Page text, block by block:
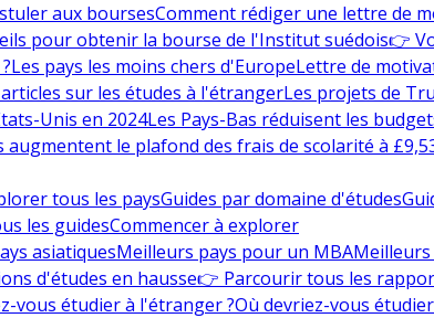
aux boursesComment rédiger une lettre de
pour obtenir la bourse de l'Institut suédois👉
Les pays les moins chers d'EuropeLettre de
sur les études à l'étrangerLes projets de
Unis en 2024Les Pays-Bas réduisent les
le plafond des frais de scolarité à
tous les paysGuides par domaine d'études
les guidesCommencer à explorer
asiatiquesMeilleurs pays pour un MBA
d'études en hausse👉 Parcourir tous les
vous étudier à l'étranger ?Où devriez-vous étudier